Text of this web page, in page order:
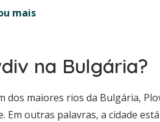
mais
na Bulgária?
dos maiores rios da Bulgária,
outras palavras, a cidade